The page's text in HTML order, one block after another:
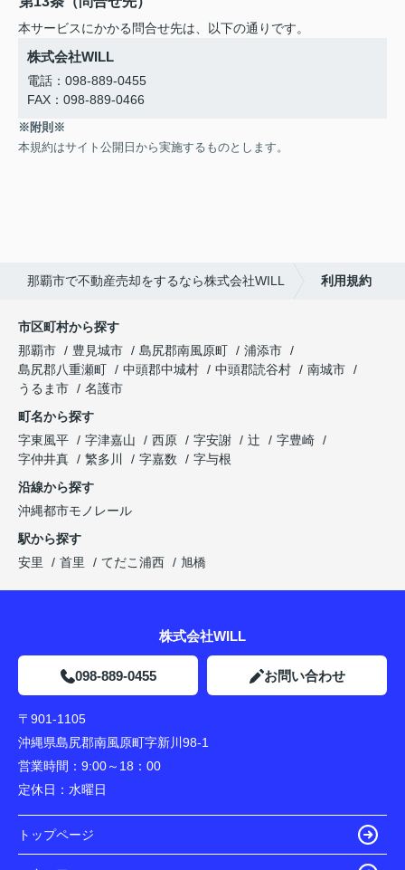
本サービスにかかる問合せ先は、以下の通りです。
株式会社WILL
電話：098-889-0455
FAX：098-889-0466
※附則※
本規約はサイト公開日から実施するものとします。
那覇市で不動産売却をするなら株式会社WILL 利用規約
市区町村から探す
那覇市
豊見城市 島尻郡南風原町
浦添市
島尻郡八重瀬町
中頭郡中城村 中頭郡読谷村
南城市
うるま市
名護市
町名から探す
字東風平
字津嘉山 西原 字安謝 辻
字豊崎
字仲井真
繁多川 字嘉数
字与根
沿線から探す
沖縄都市モノレール
駅から探す
安里
首里 てだこ浦西 旭橋
株式会社WILL
098-889-0455 お問い合わせ
〒901-1105
沖縄県島尻郡南風原町字新川98-1
営業時間： 9:00～18：00
定休日： 水曜日
トップページ